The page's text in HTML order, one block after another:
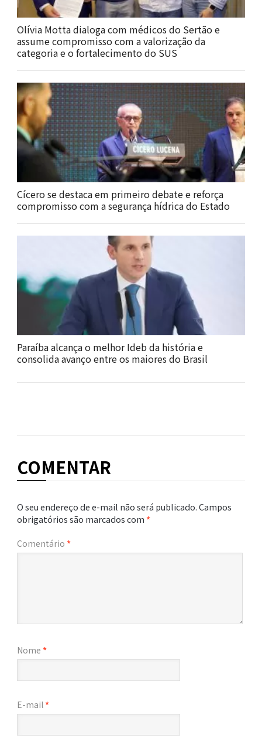
Olívia Motta dialoga com médicos do Sertão e
assume compromisso com a valorização da
categoria e o fortalecimento do SUS
Cícero se destaca em primeiro debate e reforça
compromisso com a segurança hídrica do Estado
Paraíba alcança o melhor Ideb da história e
consolida avanço entre os maiores do Brasil
COMENTAR
O seu endereço de e-mail não será publicado.Campos
obrigatórios são marcados com*
Comentário *
Nome *
E-mail *